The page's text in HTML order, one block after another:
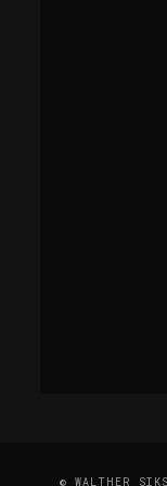
© WALTHER